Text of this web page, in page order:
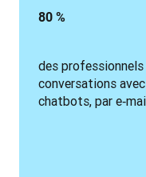
80 %
des
conversations
chatbots, par